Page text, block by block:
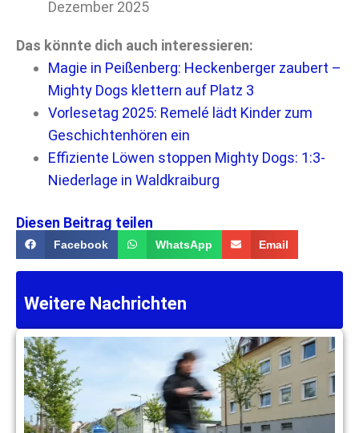
Dezember 2025
Das könnte dich auch interessieren:
Magie in Peißenberg: Heckenberger zaubert –
Mighty Dogs klettern auf Platz 3
Vorlesetag 2025: Remelé lädt Kinder zum
Geschichtenhören ein
Effiziente Löwen stoppen Mighty Dogs: 1:3-
Niederlage in Waldkraiburg
Diesen Beitrag teilen
Facebook WhatsApp Email
Weitere Nachrichten